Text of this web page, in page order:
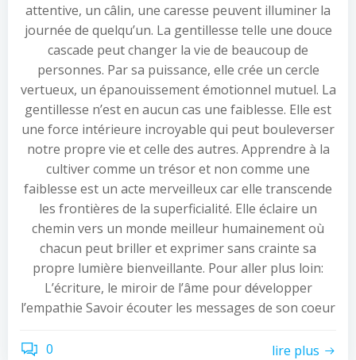
attentive, un câlin, une caresse peuvent illuminer la
journée de quelqu’un. La gentillesse telle une douce
cascade peut changer la vie de beaucoup de
personnes. Par sa puissance, elle crée un cercle
vertueux, un épanouissement émotionnel mutuel. La
gentillesse n’est en aucun cas une faiblesse. Elle est
une force intérieure incroyable qui peut bouleverser
notre propre vie et celle des autres. Apprendre à la
cultiver comme un trésor et non comme une
faiblesse est un acte merveilleux car elle transcende
les frontières de la superficialité. Elle éclaire un
chemin vers un monde meilleur humainement où
chacun peut briller et exprimer sans crainte sa
propre lumière bienveillante. Pour aller plus loin:
L’écriture, le miroir de l’âme pour développer
l’empathie Savoir écouter les messages de son coeur
0 lire plus